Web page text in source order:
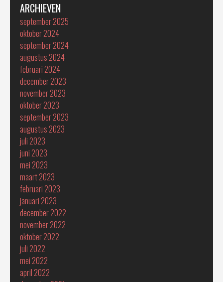
ARCHIEVEN
september 2025
oktober 2024
september 2024
augustus 2024
februari 2024
december 2023
november 2023
oktober 2023
september 2023
augustus 2023
juli 2023
juni 2023
mei 2023
maart 2023
februari 2023
januari 2023
december 2022
november 2022
oktober 2022
juli 2022
mei 2022
april 2022